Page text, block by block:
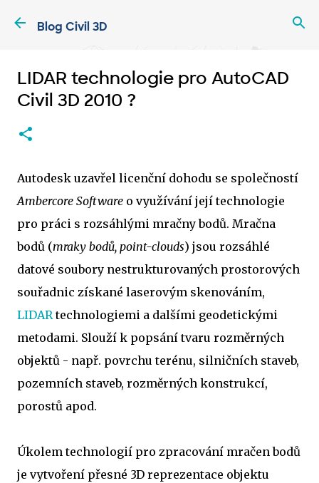
Blog Civil 3D
LIDAR technologie pro AutoCAD
Civil 3D 2010 ?
Autodesk uzavřel licenční dohodu se společností
Ambercore Software o využívání její technologie
pro práci s rozsáhlými mračny bodů. Mračna
bodů (mraky bodů, point-clouds) jsou rozsáhlé
datové soubory nestrukturovaných prostorových
souřadnic získané laserovým skenováním,
LIDARtechnologiemi a dalšími geodetickými
metodami. Slouží k popsání tvaru rozměrných
objektů - např. povrchu terénu, silničních staveb,
pozemních staveb, rozměrných konstrukcí,
porostů apod.
Úkolem technologií pro zpracování mračen bodů
je vytvoření přesné 3D reprezentace objektu